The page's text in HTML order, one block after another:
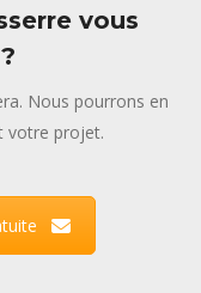
vous
Nous pourrons en
votre projet.